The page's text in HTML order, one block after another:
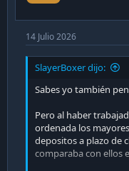
14 Julio 2026
SlayerBoxer dijo:
Sabes yo también
Pero al haber
ordenada los
depositos a plazo de
comparaba con ellos